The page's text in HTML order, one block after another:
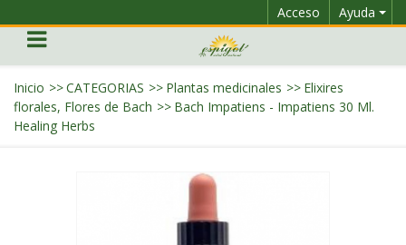
Ayuda
Acceso
Inicio >>CATEGORIAS >> Plantas medicinales >> Elixires
florales, Flores de Bach >> Bach Impatiens - Impatiens 30 Ml.
Healing Herbs